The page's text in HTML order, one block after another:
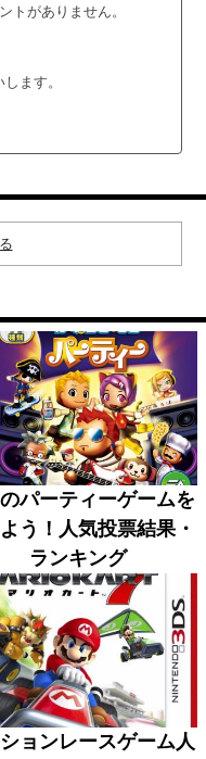
トがありません。
ます。
パーティーゲームを
う！人気投票結果・
ランキング
ョンレースゲーム人